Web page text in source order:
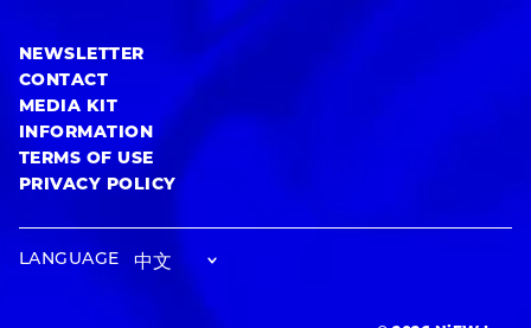
NEWSLETTER
CONTACT
MEDIA KIT
INFORMATION
TERMS OF USE
PRIVACY POLICY
LANGUAGE